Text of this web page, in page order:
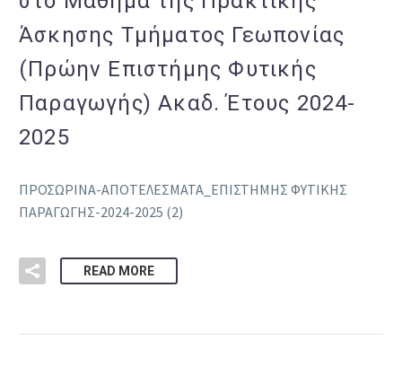
Άσκησης Τμήματος Γεωπονίας
(Πρώην Επιστήμης Φυτικής
Παραγωγής) Ακαδ. Έτους 2024-
2025
ΠΡΟΣΩΡΙΝΑ-ΑΠΟΤΕΛΕΣΜΑΤΑ_ΕΠΙΣΤΗΜΗΣ ΦΥΤΙΚΗΣ
ΠΑΡΑΓΩΓΗΣ-2024-2025 (2)
READ MORE